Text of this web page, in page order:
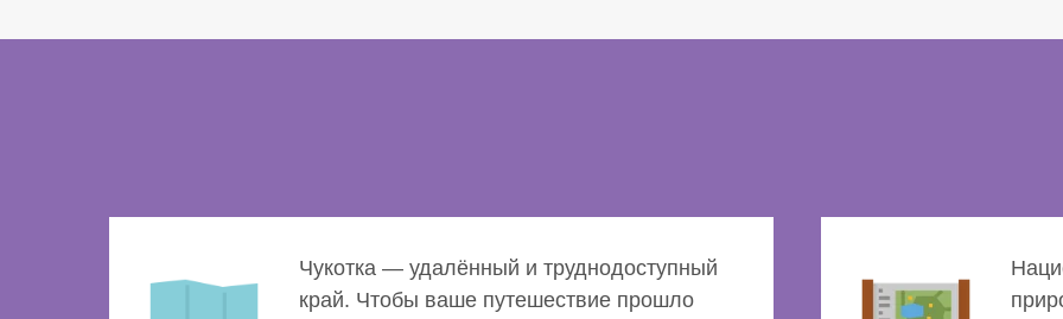
Чукотка — удалённый и труднодоступный
край. Чтобы ваше путешествие прошло